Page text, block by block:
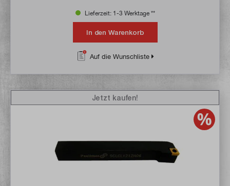
Lieferzeit: 1-3 Werktage **
In den Warenkorb
Auf die Wunschliste
Jetzt kaufen!